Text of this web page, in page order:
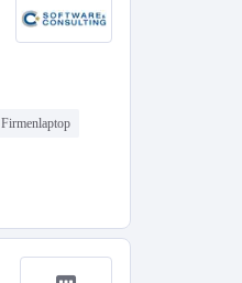
Firmenlaptop